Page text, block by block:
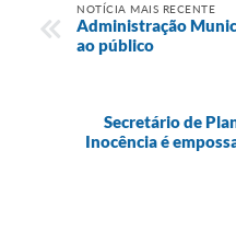
NOTÍCIA MAIS RECENTE
Administração
ao público
Secretário de
Inocência é